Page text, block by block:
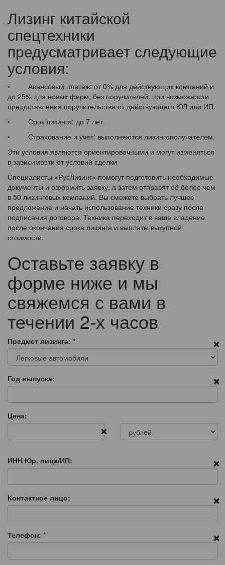
Лизинг китайской
спецтехники
предусматривает следующие
условия:
• Авансовый платеж: от 0% для действующих компаний и
до 25% для новых фирм, без поручителей, при возможности
предоставления поручительства от действующего ЮЛ или ИП.
• Срок лизинга: до 7 лет.
• Страхование и учет: выполняются лизингополучателем.
Эти условия являются ориентировочными и могут изменяться
в зависимости от условий сделки
Специалисты «РусЛизинг» помогут подготовить необходимые
документы и оформить заявку, а затем отправят её более чем
в 50 лизинговых компаний. Вы сможете выбрать лучшее
предложение и начать использование техники сразу после
подписания договора. Техника переходит в ваше владение
после окончания срока лизинга и выплаты выкупной
стоимости.
Оставьте заявку в
форме ниже и мы
свяжемся с вами в
течении 2-х часов
Предмет лизинга: *
Год выпуска:
Цена:
ИНН Юр. лица/ИП:
Контактное лицо:
Телефон: *